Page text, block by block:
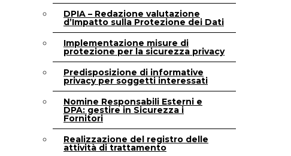
DPIA – Redazione valutazione
d’Impatto sulla Protezione dei Dati
Implementazione misure di
protezione per la sicurezza privacy
Predisposizione di informative
privacy per soggetti interessati
Nomine Responsabili Esterni e
DPA: gestire in Sicurezza i
Fornitori
Realizzazione del registro delle
attività di trattamento